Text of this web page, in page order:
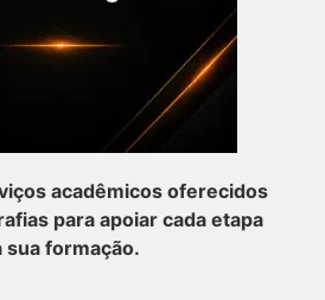
acadêmicos oferecidos
para apoiar cada etapa
sua formação.